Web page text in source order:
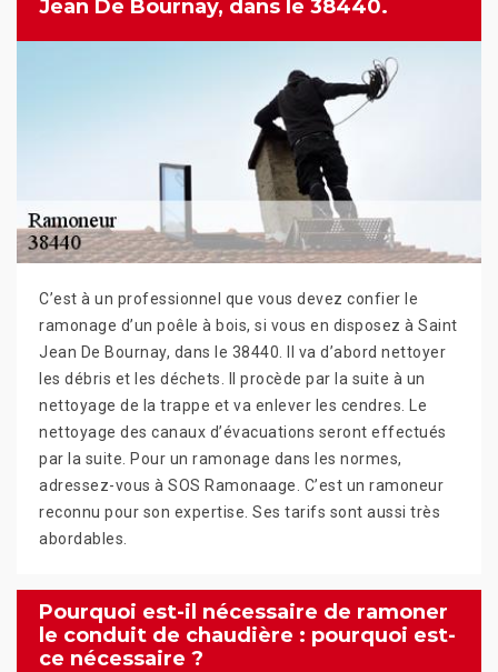
Jean De Bournay, dans le 38440.
C’est à un professionnel que vous devez confier le
ramonage d’un poêle à bois, si vous en disposez à Saint
Jean De Bournay, dans le 38440. Il va d’abord nettoyer
les débris et les déchets. Il procède par la suite à un
nettoyage de la trappe et va enlever les cendres. Le
nettoyage des canaux d’évacuations seront effectués
par la suite. Pour un ramonage dans les normes,
adressez-vous à SOS Ramonaage. C’est un ramoneur
reconnu pour son expertise. Ses tarifs sont aussi très
abordables.
Pourquoi est-il nécessaire de ramoner
le conduit de chaudière : pourquoi est-
ce nécessaire ?